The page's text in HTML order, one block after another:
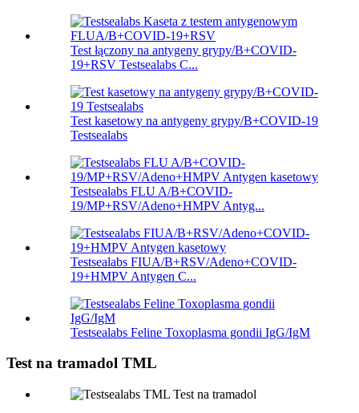
Test łączony na antygeny grypy/B+COVID-
19+RSV Testsealabs C...
Test kasetowy na antygeny grypy/B+COVID-19
Testsealabs
Testsealabs FLU A/B+COVID-
19/MP+RSV/Adeno+HMPV Antyg...
Testsealabs FIUA/B+RSV/Adeno+COVID-
19+HMPV Antygen C...
Testsealabs Feline Toxoplasma gondii IgG/IgM
Test na tramadol TML